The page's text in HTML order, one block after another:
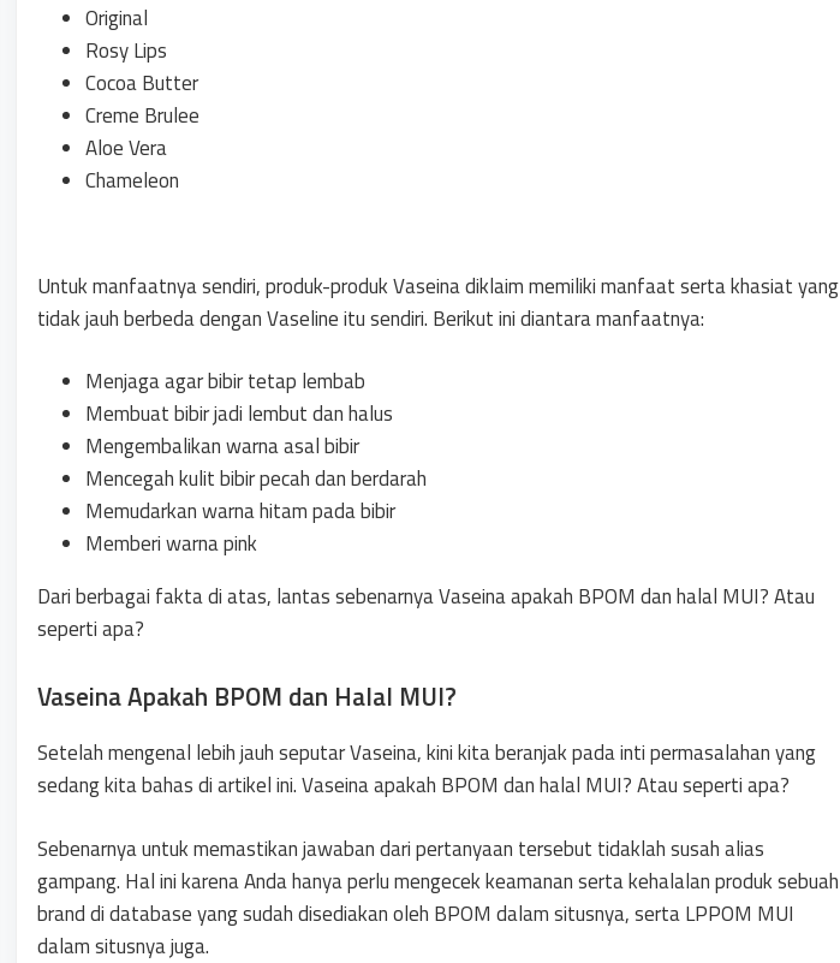
Original
Rosy Lips
Cocoa Butter
Creme Brulee
Aloe Vera
Chameleon
Untuk manfaatnya sendiri, produk-produk Vaseina diklaim memiliki manfaat serta khasiat yang
tidak jauh berbeda dengan Vaseline itu sendiri. Berikut ini diantara manfaatnya:
Menjaga agar bibir tetap lembab
Membuat bibir jadi lembut dan halus
Mengembalikan warna asal bibir
Mencegah kulit bibir pecah dan berdarah
Memudarkan warna hitam pada bibir
Memberi warna pink
Dari berbagai fakta di atas, lantas sebenarnya Vaseina apakah BPOM dan halal MUI? Atau
seperti apa?
Vaseina Apakah BPOM dan Halal MUI?
Setelah mengenal lebih jauh seputar Vaseina, kini kita beranjak pada inti permasalahan yang
sedang kita bahas di artikel ini. Vaseina apakah BPOM dan halal MUI? Atau seperti apa?
Sebenarnya untuk memastikan jawaban dari pertanyaan tersebut tidaklah susah alias
gampang. Hal ini karena Anda hanya perlu mengecek keamanan serta kehalalan produk sebuah
brand di database yang sudah disediakan oleh BPOM dalam situsnya, serta LPPOM MUI
dalam situsnya juga.